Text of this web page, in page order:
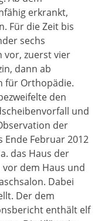
erkrankt,
Für die Zeit bis
sechs
vor, zuerst vier
dann ab
für Orthopädie.
den
und
der
Februar 2012
das Haus der
dem Haus und
Dabei
Der dem
enthält elf